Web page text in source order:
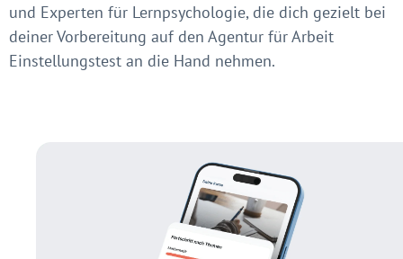
und Experten für Lernpsychologie, die dich gezielt bei
deiner Vorbereitung auf den Agentur für Arbeit
Einstellungstest an die Hand nehmen.